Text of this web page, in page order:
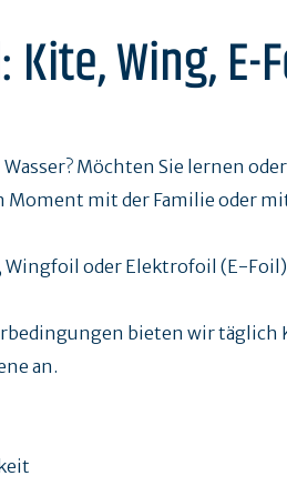
Wing, E-
Möchten Sie lernen
mit der Familie oder
oder Elektrofoil (E-
bieten wir täglich
an.